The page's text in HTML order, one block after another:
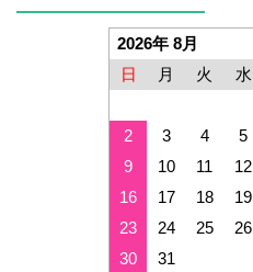
2026年 8月
日
月 火 水
2
3 4 5
9
10 11 12
16
17 18 19
23
24 25 26
30
31